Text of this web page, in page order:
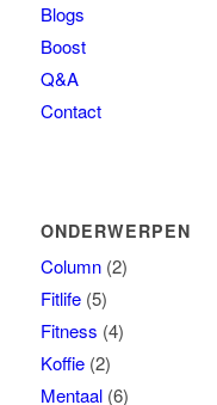
Blogs
Boost
Q&A
Contact
ONDERWERPEN
Column(2)
Fitlife(5)
Fitness (4)
Koffie(2)
Mentaal(6)